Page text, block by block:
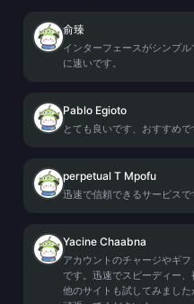
俞臻
インターフェースがシンプ
に速いです。
Pablo Egioto
とても良いです、おすすめで
perpetual T Mpofu
迅速で信頼できるサービスで
Yacine Chaabna
アカウントのチャージやギ
です。迅速でスピーディー、
他のサイトも試してみまし